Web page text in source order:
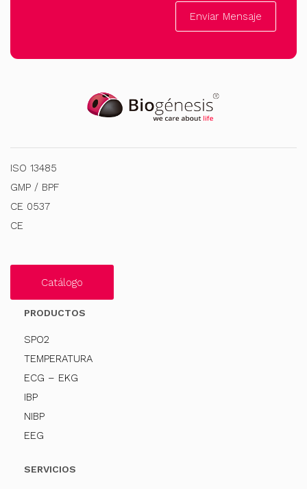
Enviar Mensaje
ISO 13485
GMP / BPF
CE 0537
CE
Catálogo
PRODUCTOS
SPO2
TEMPERATURA
ECG – EKG
IBP
NIBP
EEG
SERVICIOS